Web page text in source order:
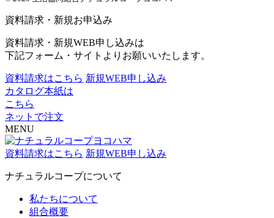
資料請求・新規お申込み
資料請求・新規WEB申し込みは
下記フォーム・サイトよりお願いいたします。
資料請求はこちら 新規WEB申し込み
カタログ本紙は
こちら
ネットで注文
MENU
資料請求はこちら 新規WEB申し込み
ナチュラルコープについて
私たちについて
組合概要